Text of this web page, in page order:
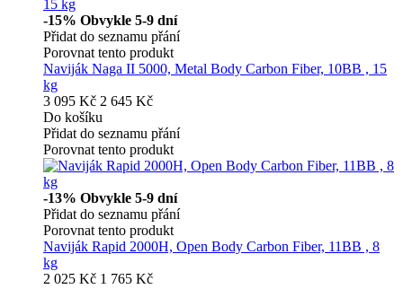
-15% Obvykle 5-9 dní
Přidat do seznamu přání
Porovnat tento produkt
Naviják Naga II 5000, Metal Body Carbon Fiber, 10BB , 15
kg
3 095 Kč 2 645 Kč
Do košíku
Přidat do seznamu přání
Porovnat tento produkt
-13% Obvykle 5-9 dní
Přidat do seznamu přání
Porovnat tento produkt
Naviják Rapid 2000H, Open Body Carbon Fiber, 11BB , 8
kg
2 025 Kč 1 765 Kč